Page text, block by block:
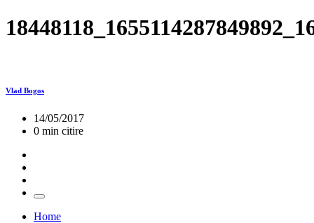
Vlad Bogos
14/05/2017
0 min citire
Home